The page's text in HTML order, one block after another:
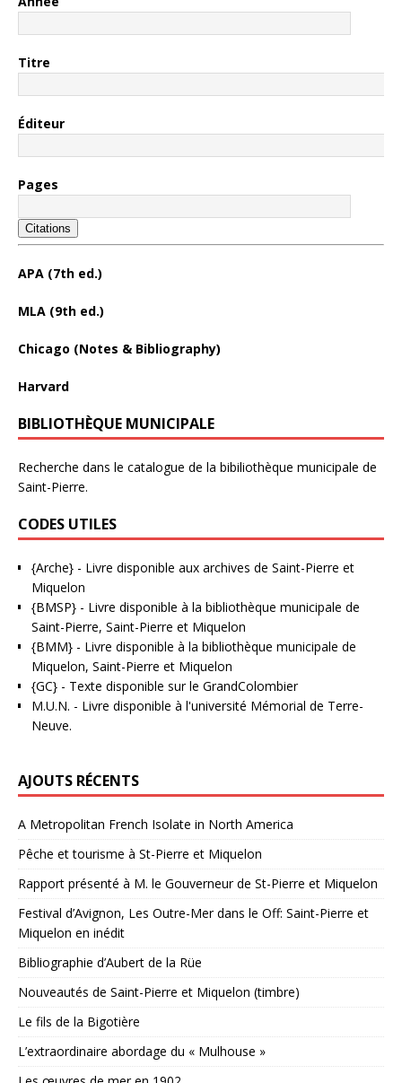
Titre
Éditeur
Pages
Citations
APA (7th ed.)
MLA (9th ed.)
Chicago (Notes & Bibliography)
Harvard
BIBLIOTHÈQUE MUNICIPALE
Recherche dans le catalogue de la bibiliothèque municipale de
Saint-Pierre.
CODES UTILES
{Arche} - Livre disponible aux archives de Saint-Pierre et
Miquelon
{BMSP} - Livre disponible à la bibliothèque municipale de
Saint-Pierre, Saint-Pierre et Miquelon
{BMM} - Livre disponible à la bibliothèque municipale de
Miquelon, Saint-Pierre et Miquelon
{GC} - Texte disponible sur le GrandColombier
M.U.N. - Livre disponible à l'université Mémorial de Terre-
Neuve.
AJOUTS RÉCENTS
A Metropolitan French Isolate in North America
Pêche et tourisme à St-Pierre et Miquelon
Rapport présenté à M. le Gouverneur de St-Pierre et Miquelon
Festival d’Avignon, Les Outre-Mer dans le Off: Saint-Pierre et
Miquelon en inédit
Bibliographie d’Aubert de la Rüe
Nouveautés de Saint-Pierre et Miquelon (timbre)
Le fils de la Bigotière
L’extraordinaire abordage du « Mulhouse »